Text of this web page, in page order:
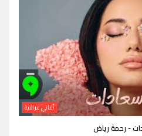
أغاني عراقية
- رحمة رياض